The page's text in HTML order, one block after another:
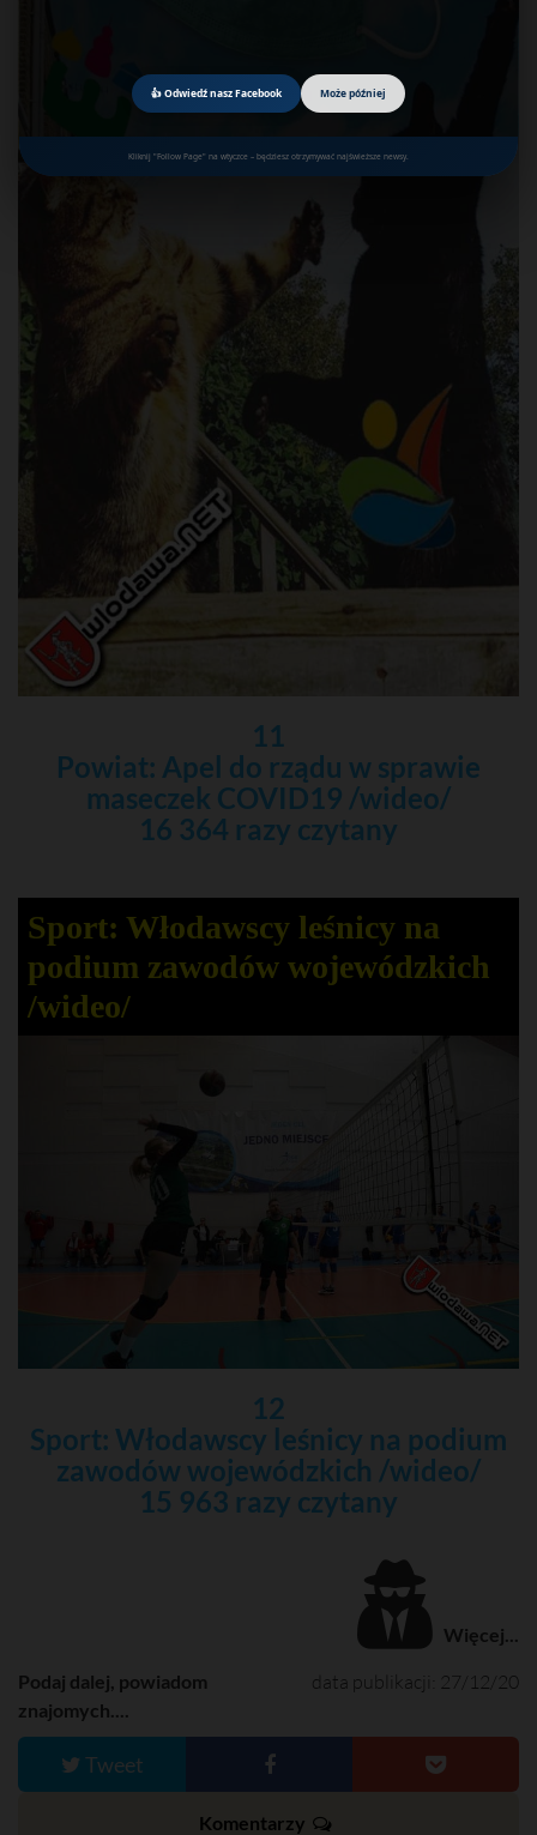
👍 Odwiedź nasz Facebook Może później
Kliknij "Follow Page" na wtyczce – będziesz otrzymywać najświeższe newsy.
11
Powiat: Apel do rządu w sprawie
maseczek COVID19 /wideo/
16 364 razy czytany
Sport: Włodawscy leśnicy na
podium zawodów wojewódzkich
/wideo/
12
Sport: Włodawscy leśnicy na podium
zawodów wojewódzkich /wideo/
15 963 razy czytany
Więcej...
data publikacji: 27/12/20
Podaj dalej, powiadom
znajomych....
Tweet
Komentarzy